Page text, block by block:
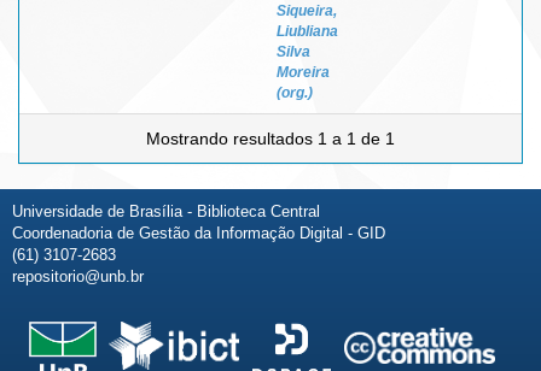
Siqueira,
Liubliana
Silva
Moreira
(org.)
Mostrando resultados 1 a 1 de 1
Universidade de Brasília - Biblioteca Central
Coordenadoria de Gestão da Informação Digital - GID
(61) 3107-2683
repositorio@unb.br